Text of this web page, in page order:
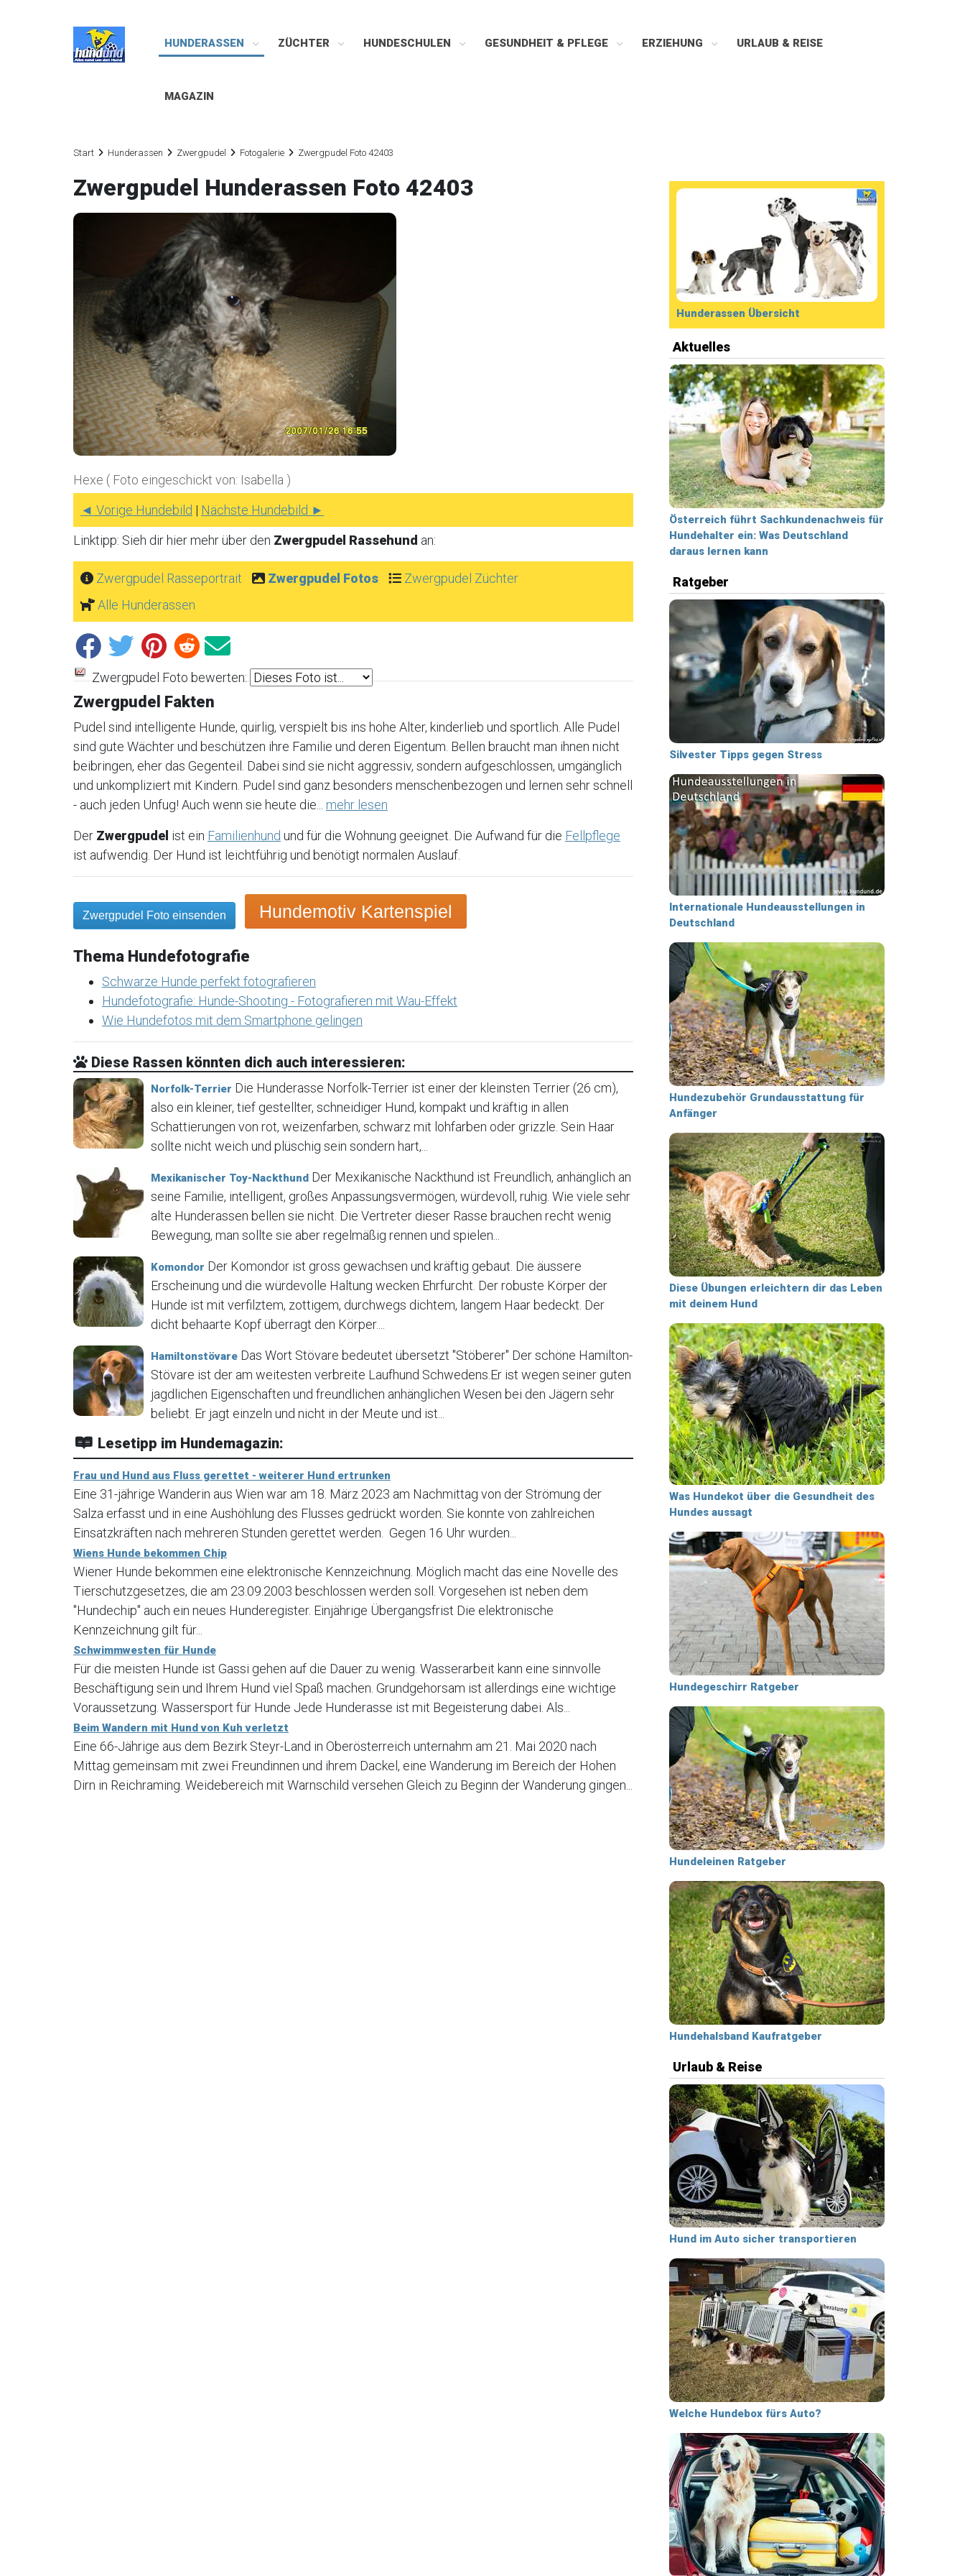
HUNDERASSEN ZÜCHTER HUNDESCHULEN GESUNDHEIT & PFLEGE ERZIEHUNG URLAUB & REISE
MAGAZIN
Start Hunderassen Zwergpudel Fotogalerie Zwergpudel Foto 42403
Zwergpudel Hunderassen Foto 42403
Hexe ( Foto eingeschickt von: Isabella )
◄ Vorige Hundebild | Nächste Hundebild ►
Linktipp: Sieh dir hier mehr über den Zwergpudel Rassehund an:
Zwergpudel Rasseportrait Zwergpudel Fotos
Zwergpudel Züchter
Alle Hunderassen
Zwergpudel Foto bewerten:
Zwergpudel Fakten
Pudel sind intelligente Hunde, quirlig, verspielt bis ins hohe Alter, kinderlieb und sportlich. Alle Pudel
sind gute Wächter und beschützen ihre Familie und deren Eigentum. Bellen braucht man ihnen nicht
beibringen, eher das Gegenteil. Dabei sind sie nicht aggressiv, sondern aufgeschlossen, umgänglich
und unkompliziert mit Kindern. Pudel sind ganz besonders menschenbezogen und lernen sehr schnell
- auch jeden Unfug! Auch wenn sie heute die... mehr lesen
Der Zwergpudel ist ein Familienhund und für die Wohnung geeignet. Die Aufwand für die Fellpflege
ist aufwendig. Der Hund ist leichtführig und benötigt normalen Auslauf.
Zwergpudel Foto einsenden Hundemotiv Kartenspiel
Thema Hundefotografie
Schwarze Hunde perfekt fotografieren
Hundefotografie: Hunde-Shooting - Fotografieren mit Wau-Effekt
Wie Hundefotos mit dem Smartphone gelingen
Diese Rassen könnten dich auch interessieren:
Norfolk-Terrier Die Hunderasse Norfolk-Terrier ist einer der kleinsten Terrier (26 cm),
also ein kleiner, tief gestellter, schneidiger Hund, kompakt und kräftig in allen
Schattierungen von rot, weizenfarben, schwarz mit lohfarben oder grizzle. Sein Haar
sollte nicht weich und plüschig sein sondern hart,...
Mexikanischer Toy-Nackthund Der Mexikanische Nackthund ist Freundlich, anhänglich an
seine Familie, intelligent, großes Anpassungsvermögen, würdevoll, ruhig. Wie viele sehr
alte Hunderassen bellen sie nicht. Die Vertreter dieser Rasse brauchen recht wenig
Bewegung, man sollte sie aber regelmäßig rennen und spielen...
Komondor Der Komondor ist gross gewachsen und kräftig gebaut. Die äussere
Erscheinung und die würdevolle Haltung wecken Ehrfurcht. Der robuste Körper der
Hunde ist mit verfilztem, zottigem, durchwegs dichtem, langem Haar bedeckt. Der
dicht behaarte Kopf überragt den Körper....
Hamiltonstövare Das Wort Stövare bedeutet übersetzt "Stöberer" Der schöne Hamilton-
Stövare ist der am weitesten verbreite Laufhund Schwedens.Er ist wegen seiner guten
jagdlichen Eigenschaften und freundlichen anhänglichen Wesen bei den Jägern sehr
beliebt. Er jagt einzeln und nicht in der Meute und ist...
Lesetipp im Hundemagazin:
Frau und Hund aus Fluss gerettet - weiterer Hund ertrunken
Eine 31-jährige Wanderin aus Wien war am 18. März 2023 am Nachmittag von der Strömung der
Salza erfasst und in eine Aushöhlung des Flusses gedrückt worden. Sie konnte von zahlreichen
Einsatzkräften nach mehreren Stunden gerettet werden. Gegen 16 Uhr wurden...
Wiens Hunde bekommen Chip
Wiener Hunde bekommen eine elektronische Kennzeichnung. Möglich macht das eine Novelle des
Tierschutzgesetzes, die am 23.09.2003 beschlossen werden soll. Vorgesehen ist neben dem
"Hundechip" auch ein neues Hunderegister. Einjährige Übergangsfrist Die elektronische
Kennzeichnung gilt für...
Schwimmwesten für Hunde
Für die meisten Hunde ist Gassi gehen auf die Dauer zu wenig. Wasserarbeit kann eine sinnvolle
Beschäftigung sein und Ihrem Hund viel Spaß machen. Grundgehorsam ist allerdings eine wichtige
Voraussetzung. Wassersport für Hunde Jede Hunderasse ist mit Begeisterung dabei. Als...
Beim Wandern mit Hund von Kuh verletzt
Eine 66-Jährige aus dem Bezirk Steyr-Land in Oberösterreich unternahm am 21. Mai 2020 nach
Mittag gemeinsam mit zwei Freundinnen und ihrem Dackel, eine Wanderung im Bereich der Hohen
Dirn in Reichraming. Weidebereich mit Warnschild versehen Gleich zu Beginn der Wanderung gingen...
Hunderassen Übersicht
Aktuelles
Österreich führt Sachkundenachweis für
Hundehalter ein: Was Deutschland
daraus lernen kann
Ratgeber
Silvester Tipps gegen Stress
Internationale Hundeausstellungen in
Deutschland
Hundezubehör Grundausstattung für
Anfänger
Diese Übungen erleichtern dir das Leben
mit deinem Hund
Was Hundekot über die Gesundheit des
Hundes aussagt
Hundegeschirr Ratgeber
Hundeleinen Ratgeber
Hundehalsband Kaufratgeber
Urlaub & Reise
Hund im Auto sicher transportieren
Welche Hundebox fürs Auto?